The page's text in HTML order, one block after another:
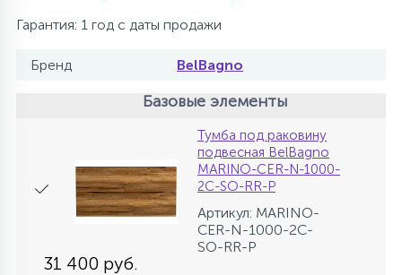
Гарантия: 1 год с даты продажи
Бренд BelBagno
Базовые элементы
Тумба под раковину
подвесная BelBagno
MARINO-CER-N-1000-
2C-SO-RR-P
Артикул: MARINO-
CER-N-1000-2C-
SO-RR-P
31 400 руб.